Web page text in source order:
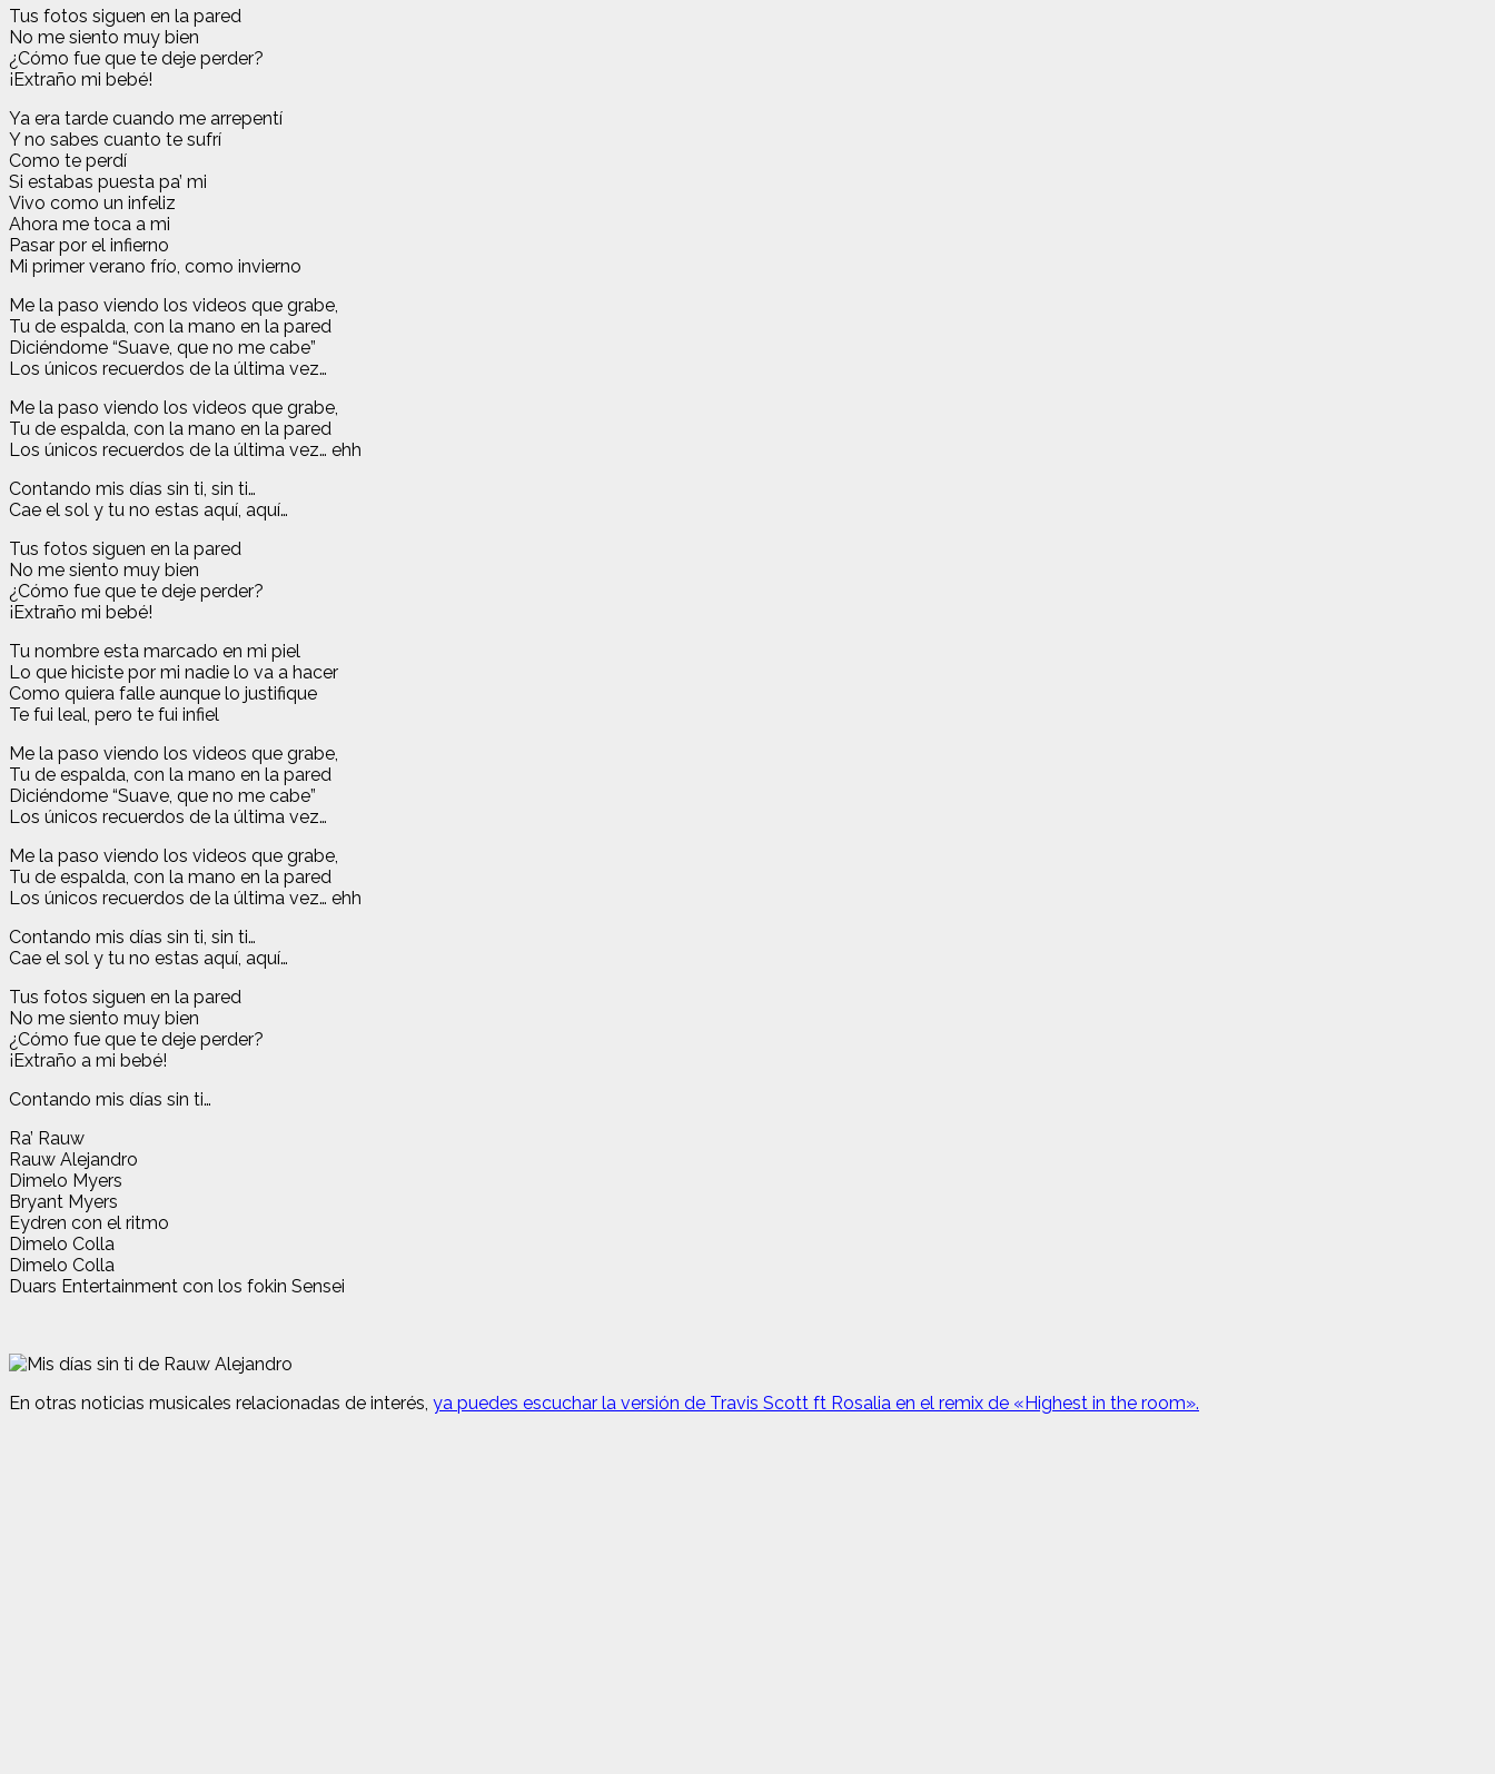
Tus fotos siguen en la pared
No me siento muy bien
¿Cómo fue que te deje perder?
¡Extraño mi bebé!
Ya era tarde cuando me arrepentí
Y no sabes cuanto te sufrí
Como te perdí
Si estabas puesta pa’ mi
Vivo como un infeliz
Ahora me toca a mi
Pasar por el infierno
Mi primer verano frío, como invierno
Me la paso viendo los videos que grabe,
Tu de espalda, con la mano en la pared
Diciéndome “Suave, que no me cabe”
Los únicos recuerdos de la última vez…
Me la paso viendo los videos que grabe,
Tu de espalda, con la mano en la pared
Los únicos recuerdos de la última vez… ehh
Contando mis días sin ti, sin ti…
Cae el sol y tu no estas aquí, aquí…
Tus fotos siguen en la pared
No me siento muy bien
¿Cómo fue que te deje perder?
¡Extraño mi bebé!
Tu nombre esta marcado en mi piel
Lo que hiciste por mi nadie lo va a hacer
Como quiera falle aunque lo justifique
Te fui leal, pero te fui infiel
Me la paso viendo los videos que grabe,
Tu de espalda, con la mano en la pared
Diciéndome “Suave, que no me cabe”
Los únicos recuerdos de la última vez…
Me la paso viendo los videos que grabe,
Tu de espalda, con la mano en la pared
Los únicos recuerdos de la última vez… ehh
Contando mis días sin ti, sin ti…
Cae el sol y tu no estas aquí, aquí…
Tus fotos siguen en la pared
No me siento muy bien
¿Cómo fue que te deje perder?
¡Extraño a mi bebé!
Contando mis días sin ti…
Ra’ Rauw
Rauw Alejandro
Dimelo Myers
Bryant Myers
Eydren con el ritmo
Dimelo Colla
Dimelo Colla
Duars Entertainment con los fokin Sensei
En otras noticias musicales relacionadas de interés, ya puedes escuchar la versión de Travis Scott ft Rosalia en el remix de «Highest in the room».